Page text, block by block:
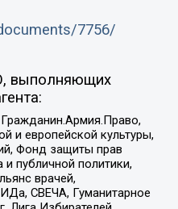
7756/
выполняющих
и европейской культуры,
Фонд защиты прав
публичной политики,
врачей,
СВЕЧА, Гуманитарное